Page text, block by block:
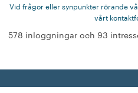
Vid frågor eller synpunkter rörande
vårt
578 inloggningar och 93